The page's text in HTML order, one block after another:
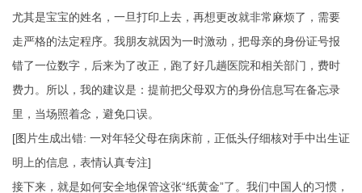
尤其是宝宝的姓名，一旦打印上去，再想更改就非常麻烦了，需要
走严格的法定程序。我朋友就因为一时激动，把母亲的身份证号报
错了一位数字，后来为了改正，跑了好几趟医院和相关部门，费时
费力。所以，我的建议是：提前把父母双方的身份信息写在备忘录
里，当场照着念，避免口误。
[图片生成出错: 一对年轻父母在病床前，正低头仔细核对手中出生证
明上的信息，表情认真专注]
接下来，就是如何安全地保管这张“纸黄金”了。我们中国人的习惯，